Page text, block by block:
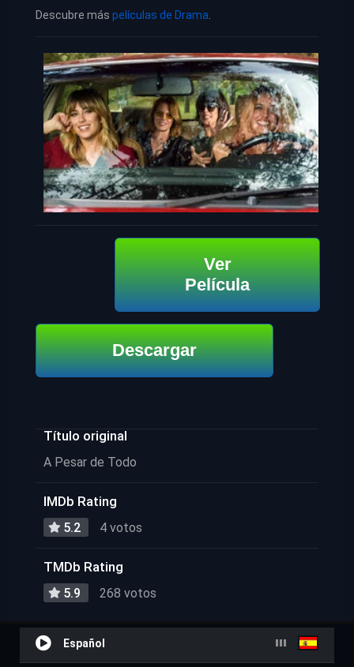
Descubre más películas de Drama
Ver
Película
Descargar
Título original
A Pesar de Todo
IMDb Rating
5.2 4 votos
TMDb Rating
5.9 268 votos
Español